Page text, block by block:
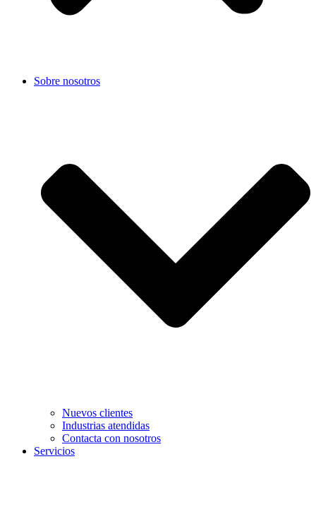
Sobre nosotros
Nuevos clientes
Industrias atendidas
Contacta con nosotros
Servicios